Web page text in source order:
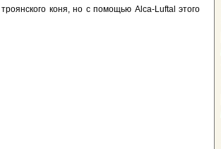
коня, но с помощью Alca-Luftal этого